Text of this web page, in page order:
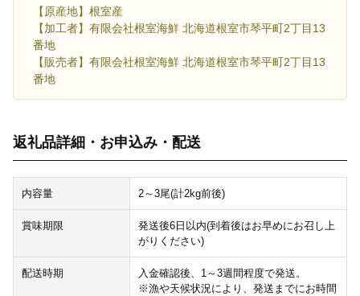
【原産地】根室産
【加工者】有限会社根室海鮮 北海道根室市琴平町2丁目13
番地
【販売者】有限会社根室海鮮 北海道根室市琴平町2丁目13
番地
返礼品詳細・お申込み・配送
内容量 2～3尾(計2kg前後)
賞味期限
発送後6日以内(到着後はお早めにお召し上
がりください)
配送時期
入金確認後、1～3週間程度で発送。
※漁や天候状況により、発送までにお時間